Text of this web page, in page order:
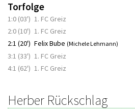
Torfolge
1:0 (03') 1. FC Greiz
2:0 (10') 1. FC Greiz
2:1 (20') Felix Bube (Michele Lehmann)
3:1 (33') 1. FC Greiz
4:1 (62') 1. FC Greiz
Herber Rückschlag